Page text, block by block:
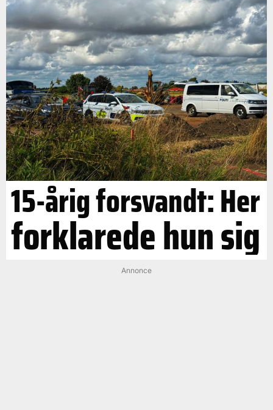
15-årig forsvandt: Her
forklarede hun sig
Annonce